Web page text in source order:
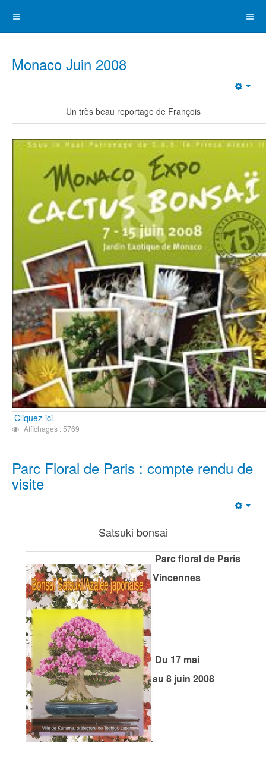
Monaco Juin 2008
Un très beau reportage de François
Cliquez-ici
Affichages : 5769
Parc Floral de Paris : compte rendu de
visite
Satsuki bonsai
Parc floral de Paris
Vincennes
Du 17 mai
au 8 juin 2008